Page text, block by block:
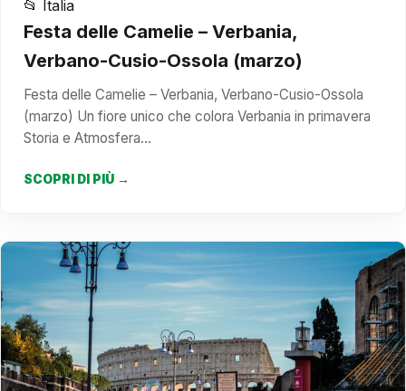
📂 Italia
Festa delle Camelie – Verbania,
Verbano-Cusio-Ossola (marzo)
Festa delle Camelie – Verbania, Verbano-Cusio-Ossola
(marzo) Un fiore unico che colora Verbania in primavera
Storia e Atmosfera…
SCOPRI DI PIÙ →